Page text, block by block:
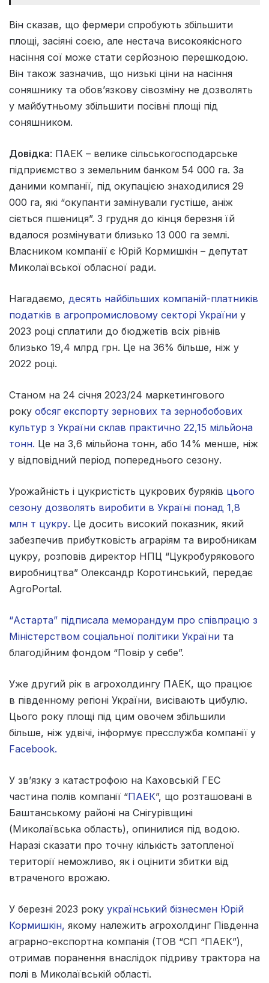
Він сказав, що фермери спробують збільшити
площі, засіяні соєю, але нестача високоякісного
насіння сої може стати серйозною перешкодою.
Він також зазначив, що низькі ціни на насіння
соняшнику та обов’язкову сівозміну не дозволять
у майбутньому збільшити посівні площі під
соняшником.
Довідка: ПАЕК – велике сільськогосподарське
підприємство з земельним банком 54 000 га. За
даними компанії, під окупацією знаходилися 29
000 га, які “окупанти замінували густіше, аніж
сіється пшениця”. З грудня до кінця березня їй
вдалося розмінувати близько 13 000 га землі.
Власником компанії є Юрій Кормишкін – депутат
Миколаївської обласної ради.
Нагадаємо, десять найбільших компаній-платників
податків в агропромисловому секторі України у
2023 році сплатили до бюджетів всіх рівнів
близько 19,4 млрд грн. Це на 36% більше, ніж у
2022 році.
Станом на 24 січня 2023/24 маркетингового
року обсяг експорту зернових та зернобобових
культур з України склав практично 22,15 мільйона
тонн. Це на 3,6 мільйона тонн, або 14% менше, ніж
у відповідний період попереднього сезону.
Урожайність і цукристість цукрових буряків цього
сезону дозволять виробити в Україні понад 1,8
млн т цукру. Це досить високий показник, який
забезпечив прибутковість аграріям та виробникам
цукру, розповів директор НПЦ “Цукробурякового
виробництва” Олександр Коротинський, передає
AgroPortal.
“Астарта” підписала меморандум про співпрацю з
Міністерством соціальної політики України та
благодійним фондом “Повір у себе”.
Уже другий рік в агрохолдингу ПАЕК, що працює
в південному регіоні України, висівають цибулю.
Цього року площі під цим овочем збільшили
більше, ніж удвічі, інформує пресслужба компанії у
Facebook.
У зв’язку з катастрофою на Каховській ГЕС
частина полів компанії “ПАЕК”, що розташовані в
Баштанському районі на Снігурівщині
(Миколаївська область), опинилися під водою.
Наразі сказати про точну кількість затопленої
території неможливо, як і оцінити збитки від
втраченого врожаю.
У березні 2023 року український бізнесмен Юрій
Кормишкін, якому належить агрохолдинг Південна
аграрно-експортна компанія (ТОВ “СП “ПАЕК”),
отримав поранення внаслідок підриву трактора на
полі в Миколаївській області.